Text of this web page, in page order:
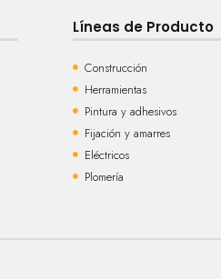
Líneas de Producto
Construcción
Herramientas
Pintura y adhesivos
Fijación y amarres
Eléctricos
Plomería